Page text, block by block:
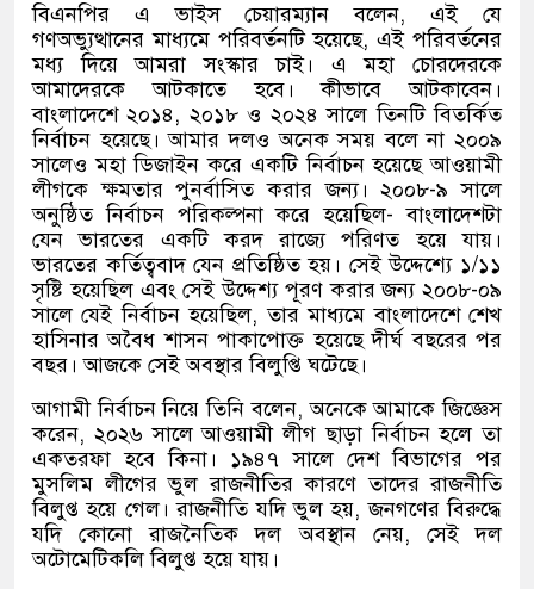
বিএনপির এ ভাইস চেয়ারম্যান বলেন, এই যে
গণঅভ্যুত্থানের মাধ্যমে পরিবর্তনটি হয়েছে, এই পরিবর্তনের
মধ্য দিয়ে আমরা সংস্কার চাই। এ মহা চোরদেরকে
আমাদেরকে আটকাতে হবে। কীভাবে আটকাবেন।
বাংলাদেশে ২০১৪, ২০১৮ ও ২০২৪ সালে তিনটি বিতর্কিত
নির্বাচন হয়েছে। আমার দলও অনেক সময় বলে না ২০০৯
সালেও মহা ডিজাইন করে একটি নির্বাচন হয়েছে আওয়ামী
লীগকে ক্ষমতার পুনর্বাসিত করার জন্য। ২০০৮-৯ সালে
অনুষ্ঠিত নির্বাচন পরিকল্পনা করে হয়েছিল- বাংলাদেশটা
যেন ভারতের একটি করদ রাজ্যে পরিণত হয়ে যায়।
ভারতের কর্তিত্ববাদ যেন প্রতিষ্ঠিত হয়। সেই উদ্দেশ্যে ১/১১
সৃষ্টি হয়েছিল এবং সেই উদ্দেশ্য পূরণ করার জন্য ২০০৮-০৯
সালে যেই নির্বাচন হয়েছিল, তার মাধ্যমে বাংলাদেশে শেখ
হাসিনার অবৈধ শাসন পাকাপোক্ত হয়েছে দীর্ঘ বছরের পর
বছর। আজকে সেই অবস্থার বিলুপ্তি ঘটেছে।
আগামী নির্বাচন নিয়ে তিনি বলেন, অনেকে আমাকে জিজ্ঞেস
করেন, ২০২৬ সালে আওয়ামী লীগ ছাড়া নির্বাচন হলে তা
একতরফা হবে কিনা। ১৯৪৭ সালে দেশ বিভাগের পর
মুসলিম লীগের ভুল রাজনীতির কারণে তাদের রাজনীতি
বিলুপ্ত হয়ে গেল। রাজনীতি যদি ভুল হয়, জনগণের বিরুদ্ধে
যদি কোনো রাজনৈতিক দল অবস্থান নেয়, সেই দল
অটোমেটিকলি বিলুপ্ত হয়ে যায়।